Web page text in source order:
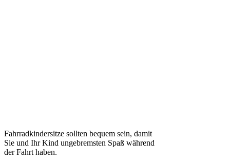
Fahrradkindersitze sollten bequem sein, damit
Sie und Ihr Kind ungebremsten Spaß während
der Fahrt haben.